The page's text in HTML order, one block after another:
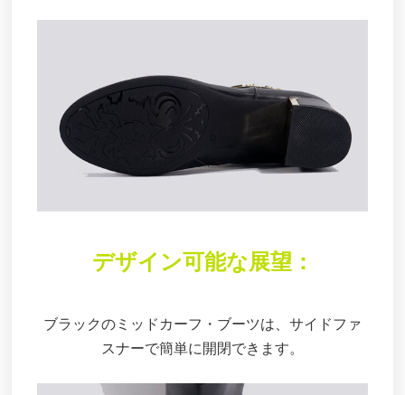
デザイン可能な展望：
ブラックのミッドカーフ・ブーツは、サイドファ
スナーで簡単に開閉できます。